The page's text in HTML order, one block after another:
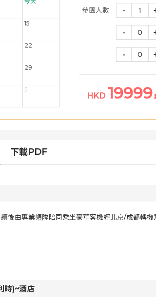
15
22
29
5
參團人數 - 1
- 0
- 0
HKD 19999
下載PDF
後由專業領隊陪同乘坐豪華客機經北京/成都轉機
時)~酒店